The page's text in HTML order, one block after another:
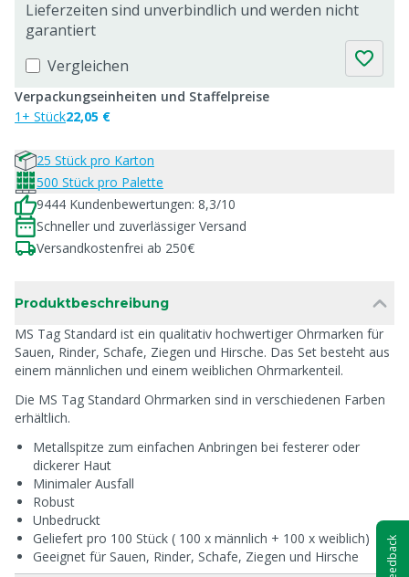
Lieferzeiten sind unverbindlich und werden nicht
garantiert
Vergleichen
Verpackungseinheiten und Staffelpreise
1+ Stück22,05 €
25 Stück pro Karton
500 Stück pro Palette
9444 Kundenbewertungen: 8,3/10
Schneller und zuverlässiger Versand
Versandkostenfrei ab 250€
Produktbeschreibung
MS Tag Standard ist ein qualitativ hochwertiger Ohrmarken für
Sauen, Rinder, Schafe, Ziegen und Hirsche. Das Set besteht aus
einem männlichen und einem weiblichen Ohrmarkenteil.
Die MS Tag Standard Ohrmarken sind in verschiedenen Farben
erhältlich.
Metallspitze zum einfachen Anbringen bei festerer oder
dickerer Haut
Minimaler Ausfall
Robust
Unbedruckt
Geliefert pro 100 Stück ( 100 x männlich + 100 x weiblich)
Geeignet für Sauen, Rinder, Schafe, Ziegen und Hirsche
Feedback